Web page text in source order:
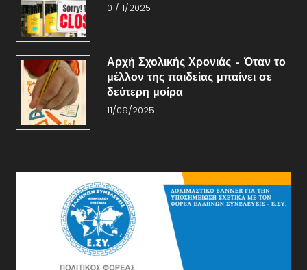
01/11/2025
Αρχή Σχολικής Χρονιάς – Όταν το
μέλλον της παιδείας μπαίνει σε
δεύτερη μοίρα
11/09/2025